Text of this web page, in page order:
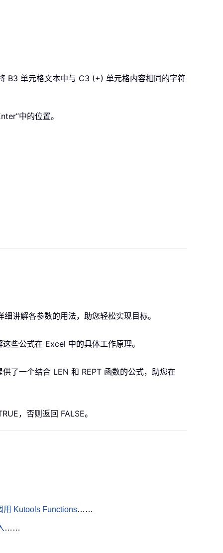
B3 单元格文本中与 C3 (+) 单元格内容相同的字符
中的位置。
讲解各参数的用法，助您轻松实现目标。
些公式在 Excel 中的具体工作原理。
了一个结合 LEN 和 REPT 函数的公式，助您在
，否则返回 FALSE。
用 Kutools Functions……
……